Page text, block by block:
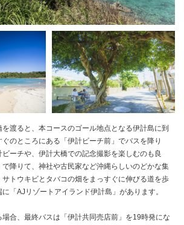
渡ると、本コースのゴール地点となる伊計島に到
のところにある「伊計ビーチ前」でバスを降り
ーチや、伊計大橋での記念撮影を楽しむのも良
で降りて、神社や古民家など沖縄らしいのどかな集
トウキビとタバコの畑をまっすぐに伸びる道を歩
「AJリゾートアイランド伊計島」があります。
場合、最終バスは「伊計共同売店前」を19時発にな